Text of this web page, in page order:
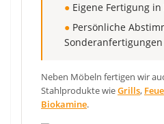
● Eigene Fertigung
● Persönliche
Sonderanfertigungen
Neben Möbeln fertigen wir
Stahlprodukte wieGrills,
Biokamine.